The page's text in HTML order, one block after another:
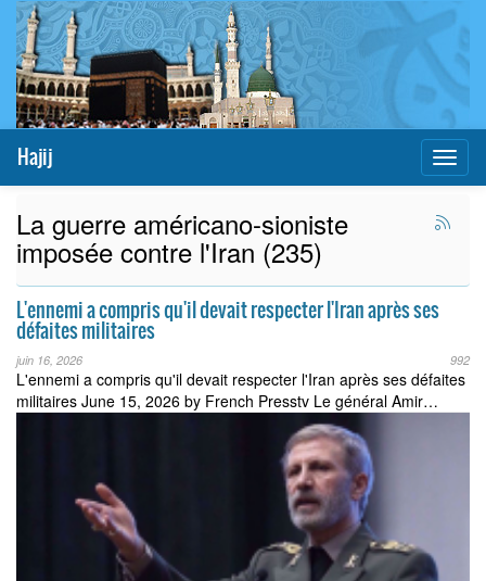
Hajij
La guerre américano-sioniste
imposée contre l'Iran (235)
L'ennemi a compris qu'il devait respecter l'Iran après ses
défaites militaires
juin 16, 2026 992
L'ennemi a compris qu'il devait respecter l'Iran après ses défaites
militaires June 15, 2026 by French Presstv Le général Amir…